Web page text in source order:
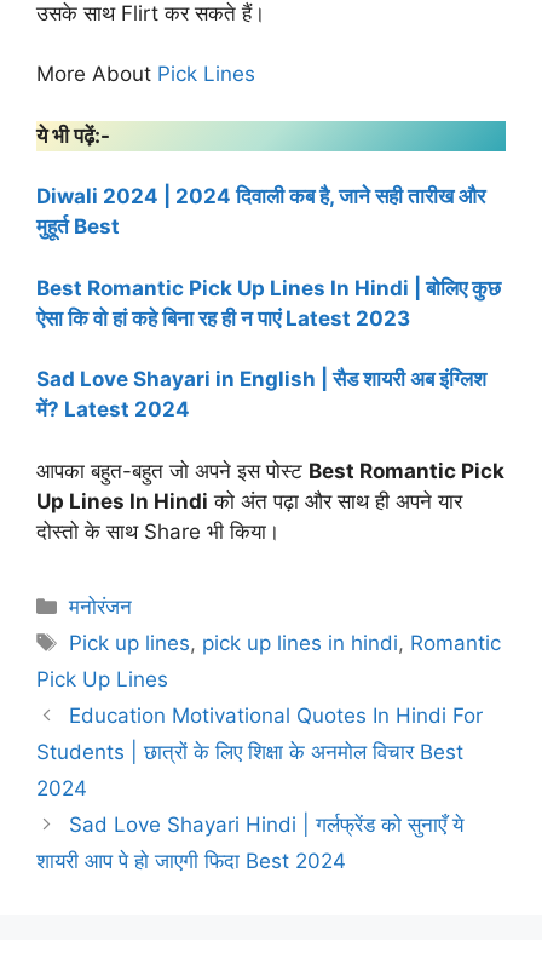
उसके साथ Flirt कर सकते हैं।
More About Pick Lines
ये भी पढ़ें:-
Diwali 2024 | 2024 दिवाली कब है, जाने सही तारीख और
मुहूर्त Best
Best Romantic Pick Up Lines In Hindi | बोलिए कुछ
ऐसा कि वो हां कहे बिना रह ही न पाएं Latest 2023
Sad Love Shayari in English | सैड शायरी अब इंग्लिश
में? Latest 2024
आपका बहुत-बहुत जो अपने इस पोस्ट Best Romantic Pick
Up Lines In Hindi को अंत पढ़ा और साथ ही अपने यार
दोस्तो के साथ Share भी किया।
Categories
मनोरंजन
Tags
Pick up lines, pick up lines in hindi, Romantic
Pick Up Lines
Education Motivational Quotes In Hindi For
Students | छात्रों के लिए शिक्षा के अनमोल विचार Best
2024
Sad Love Shayari Hindi | गर्लफ्रेंड को सुनाएँ ये
शायरी आप पे हो जाएगी फिदा Best 2024